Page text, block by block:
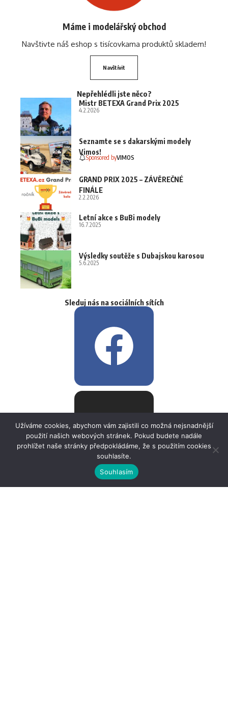
Máme i modelářský obchod
Navštivte náš eshop s tisícovkama produktů skladem!
Navštívit
Nepřehlédli jste něco?
Mistr BETEXA Grand Prix 2025
4.2.2026
Seznamte se s dakarskými modely
Vimos!
Sponsored byVIMOS
GRAND PRIX 2025 – ZÁVĚREČNÉ
FINÁLE
2.2.2026
Letní akce s BuBi modely
16.7.2025
Výsledky soutěže s Dubajskou karosou
5.6.2025
Sleduj nás na sociálních sítích
Užíváme cookies, abychom vám zajistili co možná nejsnadnější
použití našich webových stránek. Pokud budete nadále
prohlížet naše stránky předpokládáme, že s použitím cookies
souhlasíte.
Souhlasím